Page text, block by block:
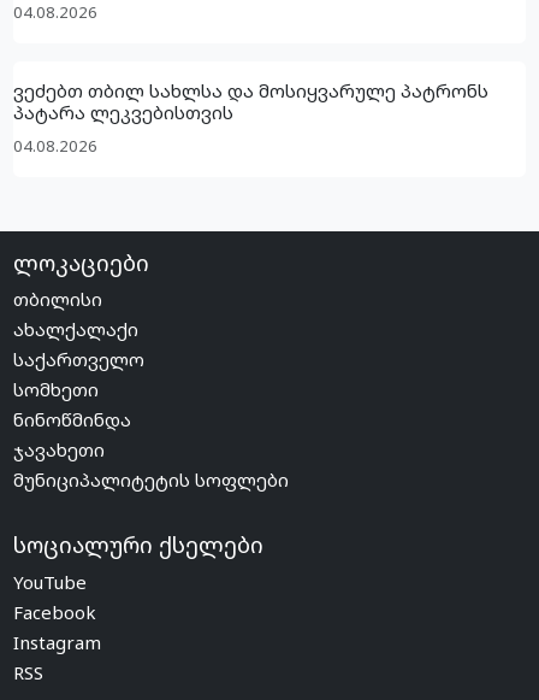
04.08.2026
ვეძებთ თბილ სახლსა და მოსიყვარულე პატრონს
პატარა ლეკვებისთვის
04.08.2026
ლოკაციები
თბილისი
ახალქალაქი
საქართველო
სომხეთი
ნინოწმინდა
ჯავახეთი
მუნიციპალიტეტის სოფლები
სოციალური ქსელები
YouTube
Facebook
Instagram
RSS